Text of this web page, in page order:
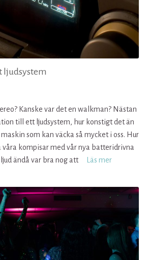
ljudsystem
Kanske var det en walkman? Nästan
till ett ljudsystem, hur konstigt det än
som kan väcka så mycket i oss. Hur
våra kompisar med vår nya batteridrivna
ändå var bra nog att
Läs mer